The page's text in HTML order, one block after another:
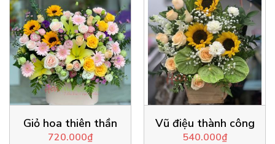
Giỏ hoa thiên thần
720.000₫
Vũ điệu thành công
540.000₫